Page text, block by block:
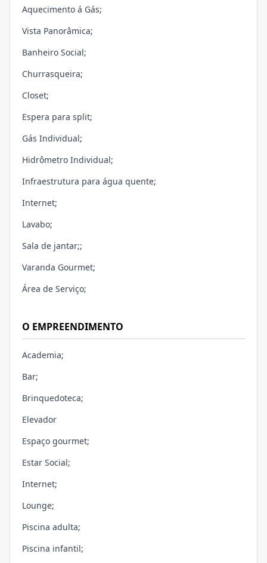
Aquecimento á Gás;
Vista Panorâmica;
Banheiro Social;
Churrasqueira;
Closet;
Espera para split;
Gás Individual;
Hidrômetro Individual;
Infraestrutura para água quente;
Internet;
Lavabo;
Sala de jantar;;
Varanda Gourmet;
Área de Serviço;
O EMPREENDIMENTO
Academia;
Bar;
Brinquedoteca;
Elevador
Espaço gourmet;
Estar Social;
Internet;
Lounge;
Piscina adulta;
Piscina infantil;